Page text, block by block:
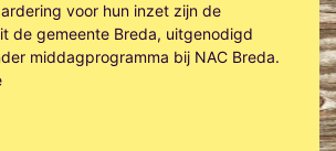
voor hun inzet zijn de
de gemeente Breda, uitgenodigd
middagprogramma bij NAC Breda.